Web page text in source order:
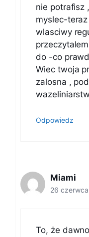
nie potrafisz
myslec-
wlasciwy
do -co
Wiec twoja
zalosna ,
Odpowiedz
Miami
26
To, że